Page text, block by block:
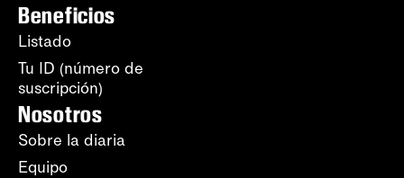
Beneficios
Listado
Tu ID (número de
suscripción)
Nosotros
Sobre la diaria
Equipo